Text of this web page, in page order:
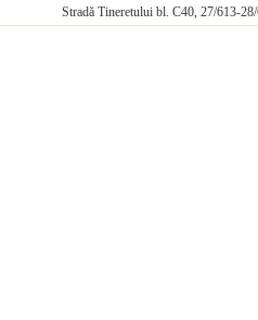
Stradă Tineretului bl. C40, 27/613-